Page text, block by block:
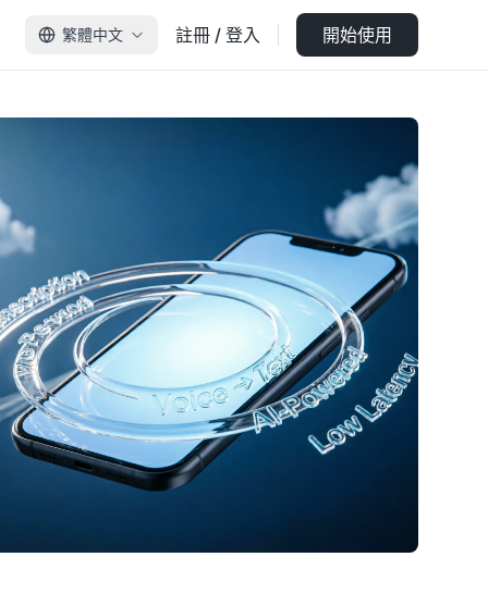
繁體中文 註冊 / 登入 開始使用